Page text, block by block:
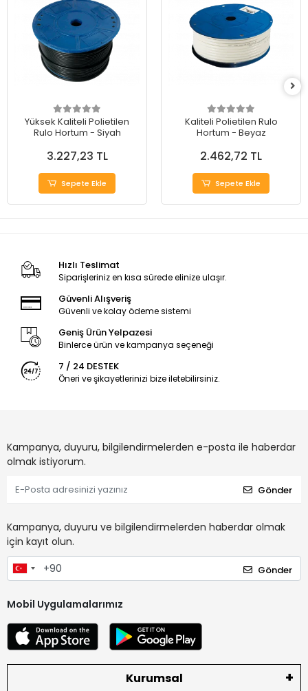
Yüksek Kaliteli Polietilen
Rulo Hortum - Siyah
3.227,23 TL
Sepete Ekle
Kaliteli Polietilen Rulo
Hortum - Beyaz
2.462,72 TL
Sepete Ekle
Hızlı Teslimat
Siparişleriniz en kısa sürede elinize ulaşır.
Güvenli Alışveriş
Güvenli ve kolay ödeme sistemi
Geniş Ürün Yelpazesi
Binlerce ürün ve kampanya seçeneği
7 / 24 DESTEK
Öneri ve şikayetlerinizi bize iletebilirsiniz.
Kampanya, duyuru, bilgilendirmelerden e-posta ile haberdar
olmak istiyorum.
Gönder
Kampanya, duyuru ve bilgilendirmelerden haberdar olmak
için kayıt olun.
Gönder
Mobil Uygulamalarımız
Kurumsal